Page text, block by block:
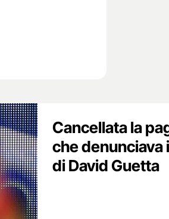
Cancellata la
che
di David Guetta